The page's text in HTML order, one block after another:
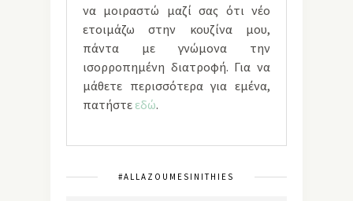
να μοιραστώ μαζί σας ότι νέο
ετοιμάζω στην κουζίνα μου,
πάντα με γνώμονα την
ισορροπημένη διατροφή. Για να
μάθετε περισσότερα για εμένα,
πατήστε εδώ.
#ALLAZOUMESINITHIES